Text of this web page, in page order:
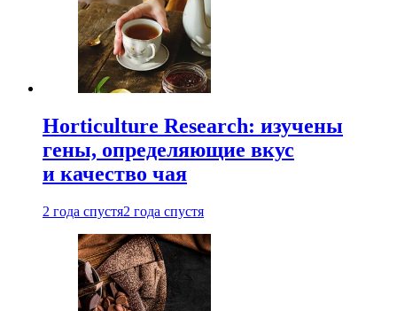
Horticulture Research: изучены
гены, определяющие вкус
и качество чая
2 года спустя2 года спустя